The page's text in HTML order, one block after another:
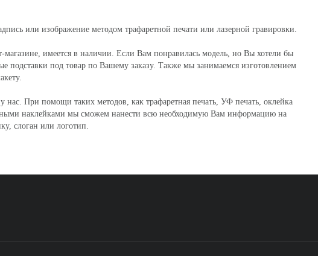
или изображение методом трафаретной печати или лазерной гравировки.
имеется в наличии. Если Вам понравилась модель, но Вы хотели бы
подставки под товар по Вашему заказу. Также мы занимаемся изготовлением
При помощи таких методов, как трафаретная печать, УФ печать, оклейка
наклейками мы сможем нанести всю необходимую Вам информацию на
слоган или логотип.